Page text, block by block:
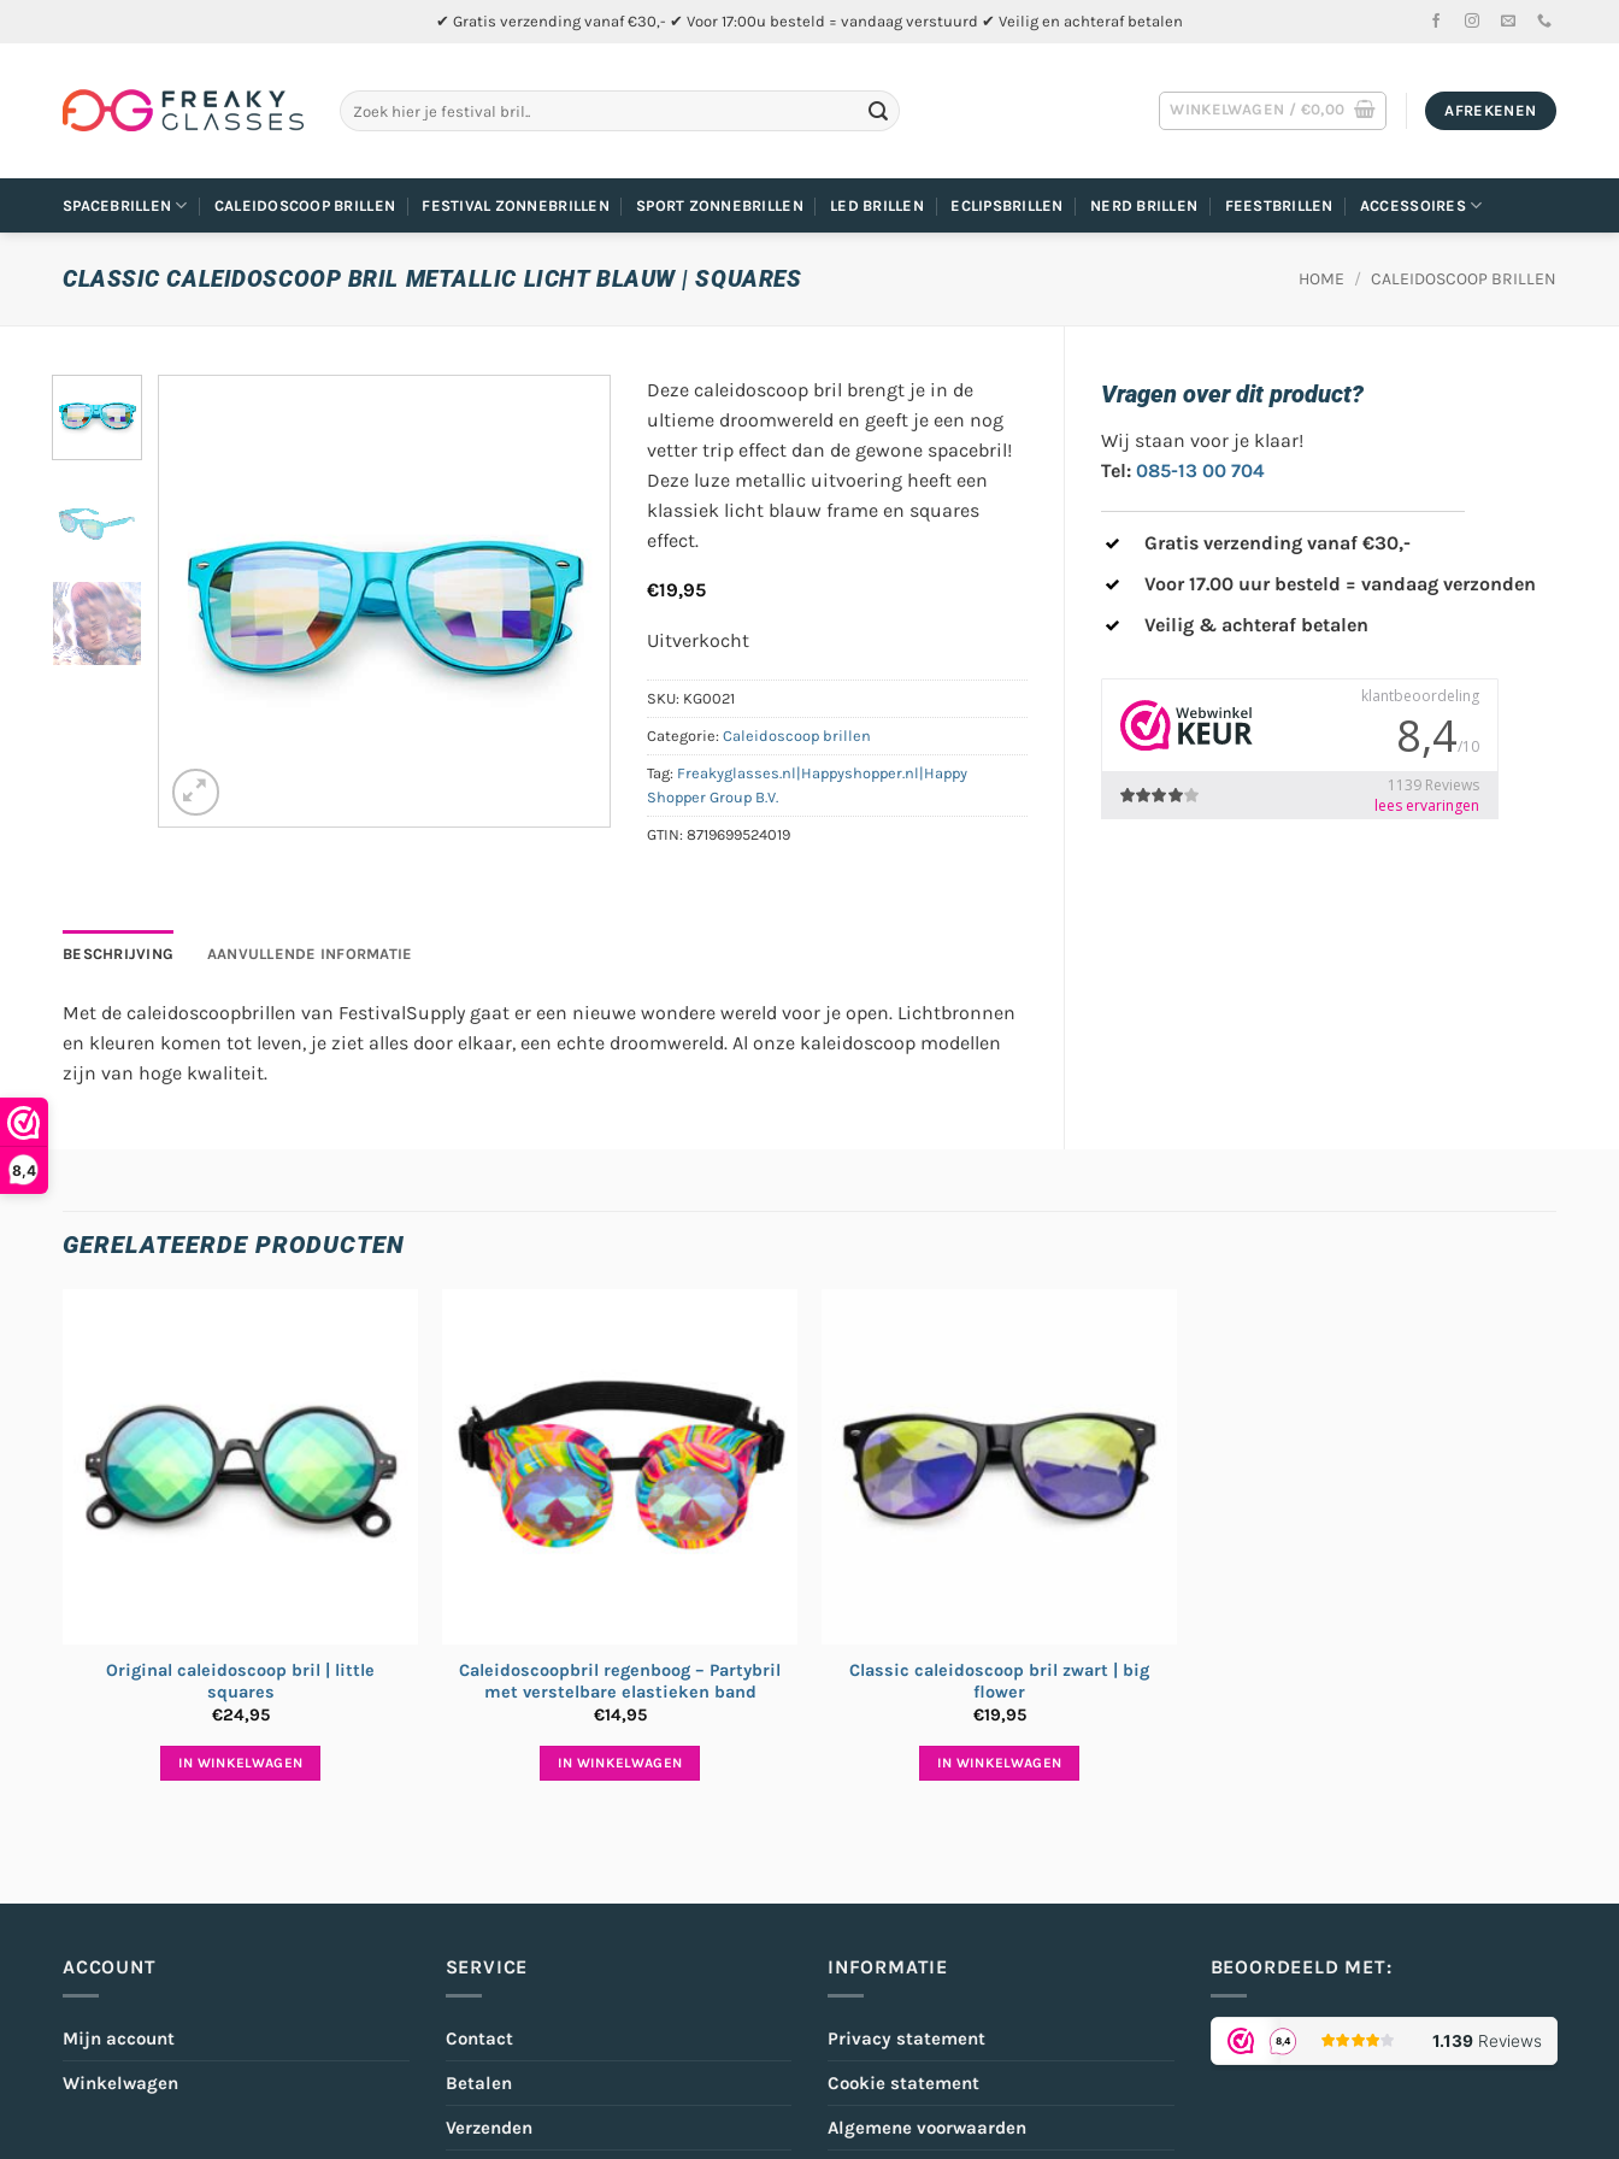
8,4
✔ Gratis verzending vanaf €30,- ✔ Voor 17:00u besteld = vandaag verstuurd ✔ Veilig en achteraf betalen
Zoeken
naar:
WINKELWAGEN / €0,00 AFREKENEN
SPACEBRILLEN CALEIDOSCOOP BRILLEN FESTIVAL ZONNEBRILLEN SPORT ZONNEBRILLEN LED BRILLEN ECLIPSBRILLEN NERD BRILLEN FEESTBRILLEN ACCESSOIRES
CLASSIC CALEIDOSCOOP BRIL METALLIC LICHT BLAUW | SQUARES HOME / CALEIDOSCOOP BRILLEN
Deze caleidoscoop bril brengt je in de
ultieme droomwereld en geeft je een nog
vetter trip effect dan de gewone spacebril!
Deze luze metallic uitvoering heeft een
klassiek licht blauw frame en squares
effect.
€19,95
Uitverkocht
SKU: KG0021
Categorie: Caleidoscoop brillen
Tag: Freakyglasses.nl|Happyshopper.nl|Happy
Shopper Group B.V.
GTIN: 8719699524019
BESCHRIJVING AANVULLENDE INFORMATIE
Met de caleidoscoopbrillen van FestivalSupply gaat er een nieuwe wondere wereld voor je open. Lichtbronnen
en kleuren komen tot leven, je ziet alles door elkaar, een echte droomwereld. Al onze kaleidoscoop modellen
zijn van hoge kwaliteit.
Vragen over dit product?
Wij staan voor je klaar!
Tel: 085-13 00 704
Gratis verzending vanaf €30,-
Voor 17.00 uur besteld = vandaag verzonden
Veilig & achteraf betalen
GERELATEERDE PRODUCTEN
Original caleidoscoop bril | little
squares
€24,95
IN WINKELWAGEN
Caleidoscoopbril regenboog – Partybril
met verstelbare elastieken band
€14,95
IN WINKELWAGEN
Classic caleidoscoop bril zwart | big
flower
€19,95
IN WINKELWAGEN
ACCOUNT
Mijn account
Winkelwagen
SERVICE
Contact
Betalen
Verzenden
INFORMATIE
Privacy statement
Cookie statement
Algemene voorwaarden
BEOORDEELD MET: